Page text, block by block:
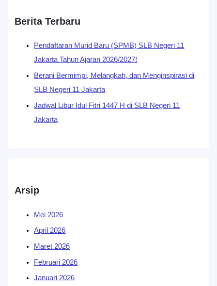
Berita Terbaru
Pendaftaran Murid Baru (SPMB) SLB Negeri 11
Jakarta Tahun Ajaran 2026/2027!
Berani Bermimpi, Melangkah, dan Menginspirasi di
SLB Negeri 11 Jakarta
Jadwal Libur Idul Fitri 1447 H di SLB Negeri 11
Jakarta
Arsip
Mei 2026
April 2026
Maret 2026
Februari 2026
Januari 2026